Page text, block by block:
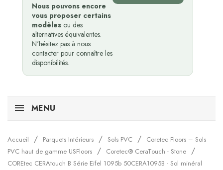
Nous pouvons encore
vous proposer certains
modèles ou des
alternatives équivalentes.
N'hésitez pas à nous
contacter pour connaître les
disponibilités.
MENU
Accueil Parquets Intérieurs Sols PVC
Coretec Floors – Sols
PVC haut de gamme USFloors
Coretec® CeraTouch - Stone
COREtec CERAtouch B Série Eifel 1095b 50CERA1095B - Sol minéral